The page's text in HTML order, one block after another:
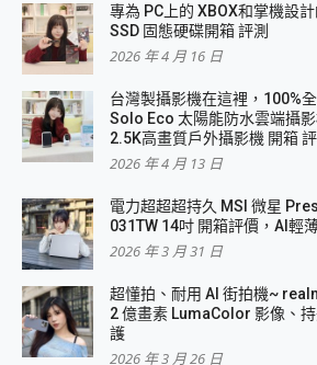
專為 PC上的 XBOX和掌機設
SSD 固態硬碟開箱 評測
2026 年 4 月 16 日
台灣製攝影機在這裡，100%
Solo Eco 太陽能防水雲端攝
2.5K高畫質戶外攝影機 開箱
2026 年 4 月 13 日
電力超超超持久 MSI 微星
031TW 14吋 開箱評價，AI輕
2026 年 3 月 31 日
超懂拍、耐用 AI 街拍機~
2 億畫素 LumaColor 影像、
護
2026 年 3 月 26 日